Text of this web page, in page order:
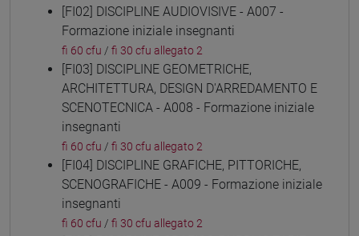
[FI02] DISCIPLINE AUDIOVISIVE - A007 -
Formazione iniziale insegnanti
fi 60 cfu / fi 30 cfu allegato 2
[FI03] DISCIPLINE GEOMETRICHE,
ARCHITETTURA, DESIGN D'ARREDAMENTO E
SCENOTECNICA - A008 - Formazione iniziale
insegnanti
fi 60 cfu / fi 30 cfu allegato 2
[FI04] DISCIPLINE GRAFICHE, PITTORICHE,
SCENOGRAFICHE - A009 - Formazione iniziale
insegnanti
fi 60 cfu / fi 30 cfu allegato 2